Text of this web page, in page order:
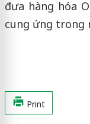
đưa hàng hóa
cung ứng trong
Print